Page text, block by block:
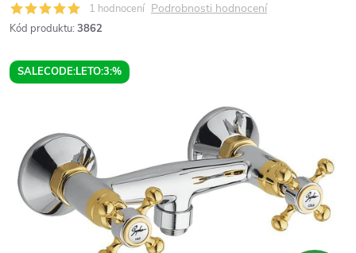
1 hodnocení Podrobnosti hodnocení
Kód produktu: 3862
SALECODE:LETO:3:%